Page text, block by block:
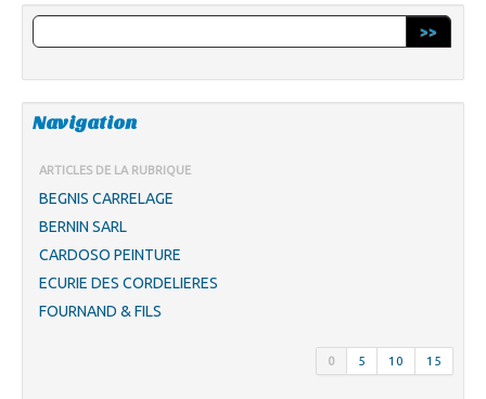
>>
Navigation
ARTICLES DE LA RUBRIQUE
BEGNIS CARRELAGE
BERNIN SARL
CARDOSO PEINTURE
ECURIE DES CORDELIERES
FOURNAND & FILS
0 5 10 15